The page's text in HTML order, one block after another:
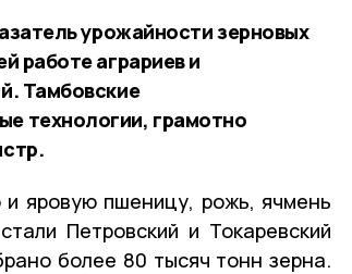
урожайности зерновых
работе аграриев и
Тамбовские
технологии, грамотно
яровую пшеницу, рожь, ячмень
Петровский и Токаревский
более 80 тысяч тонн зерна.